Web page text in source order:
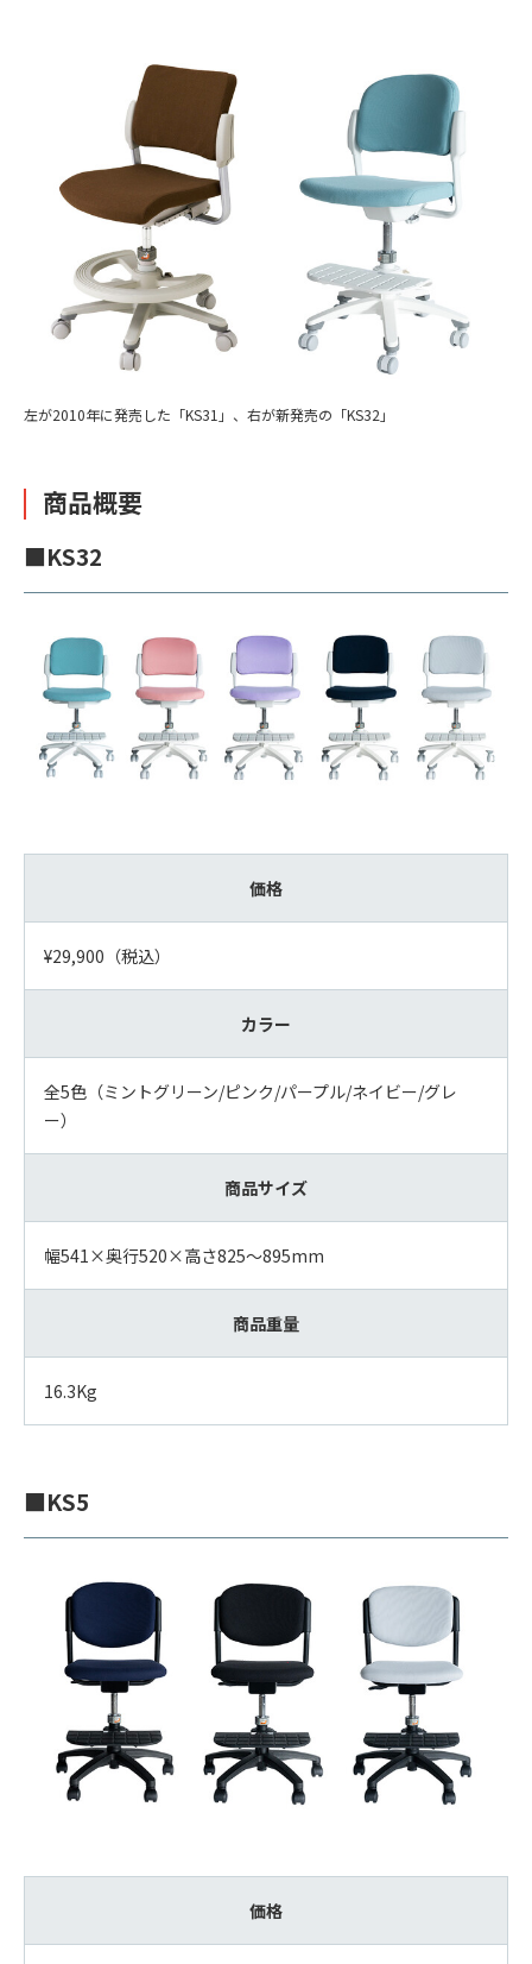
左が2010年に発売した「KS31」、右が新発売の「KS32」
商品概要
■KS32
価格
¥29,900（税込）
カラー
全5色（ミントグリーン/ピンク/パープル/ネイビー/グレ
ー）
商品サイズ
幅541×奥行520×高さ825～895mm
商品重量
16.3Kg
■KS5
価格